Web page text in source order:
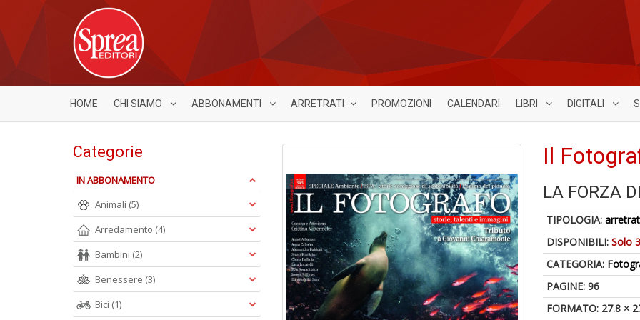
HOME CHI SIAMO ABBONAMENTI ARRETRATI PROMOZIONI CALENDARI LIBRI DIGITALI
Il
LA FORZA
TIPOLOGIA:
DISPONIBILI:Solo
CATEGORIA:
PAGINE: 96
FORMATO: 27.8 ×
Categorie
IN ABBONAMENTO
Animali (5)
Arredamento (4)
Bambini (2)
Benessere (3)
Bici (1)